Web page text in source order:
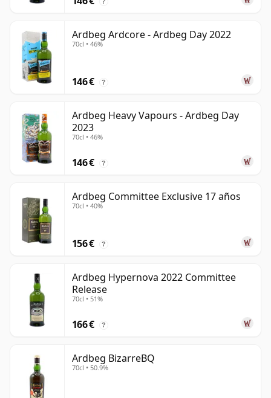
Ardbeg Ardcore - Ardbeg Day 2022
70cl • 46%
146 € ?
Ardbeg Heavy Vapours - Ardbeg Day
2023
70cl • 46%
146 € ?
Ardbeg Committee Exclusive 17 años
70cl • 40%
156 € ?
Ardbeg Hypernova 2022 Committee
Release
70cl • 51%
166 € ?
Ardbeg BizarreBQ
70cl • 50.9%